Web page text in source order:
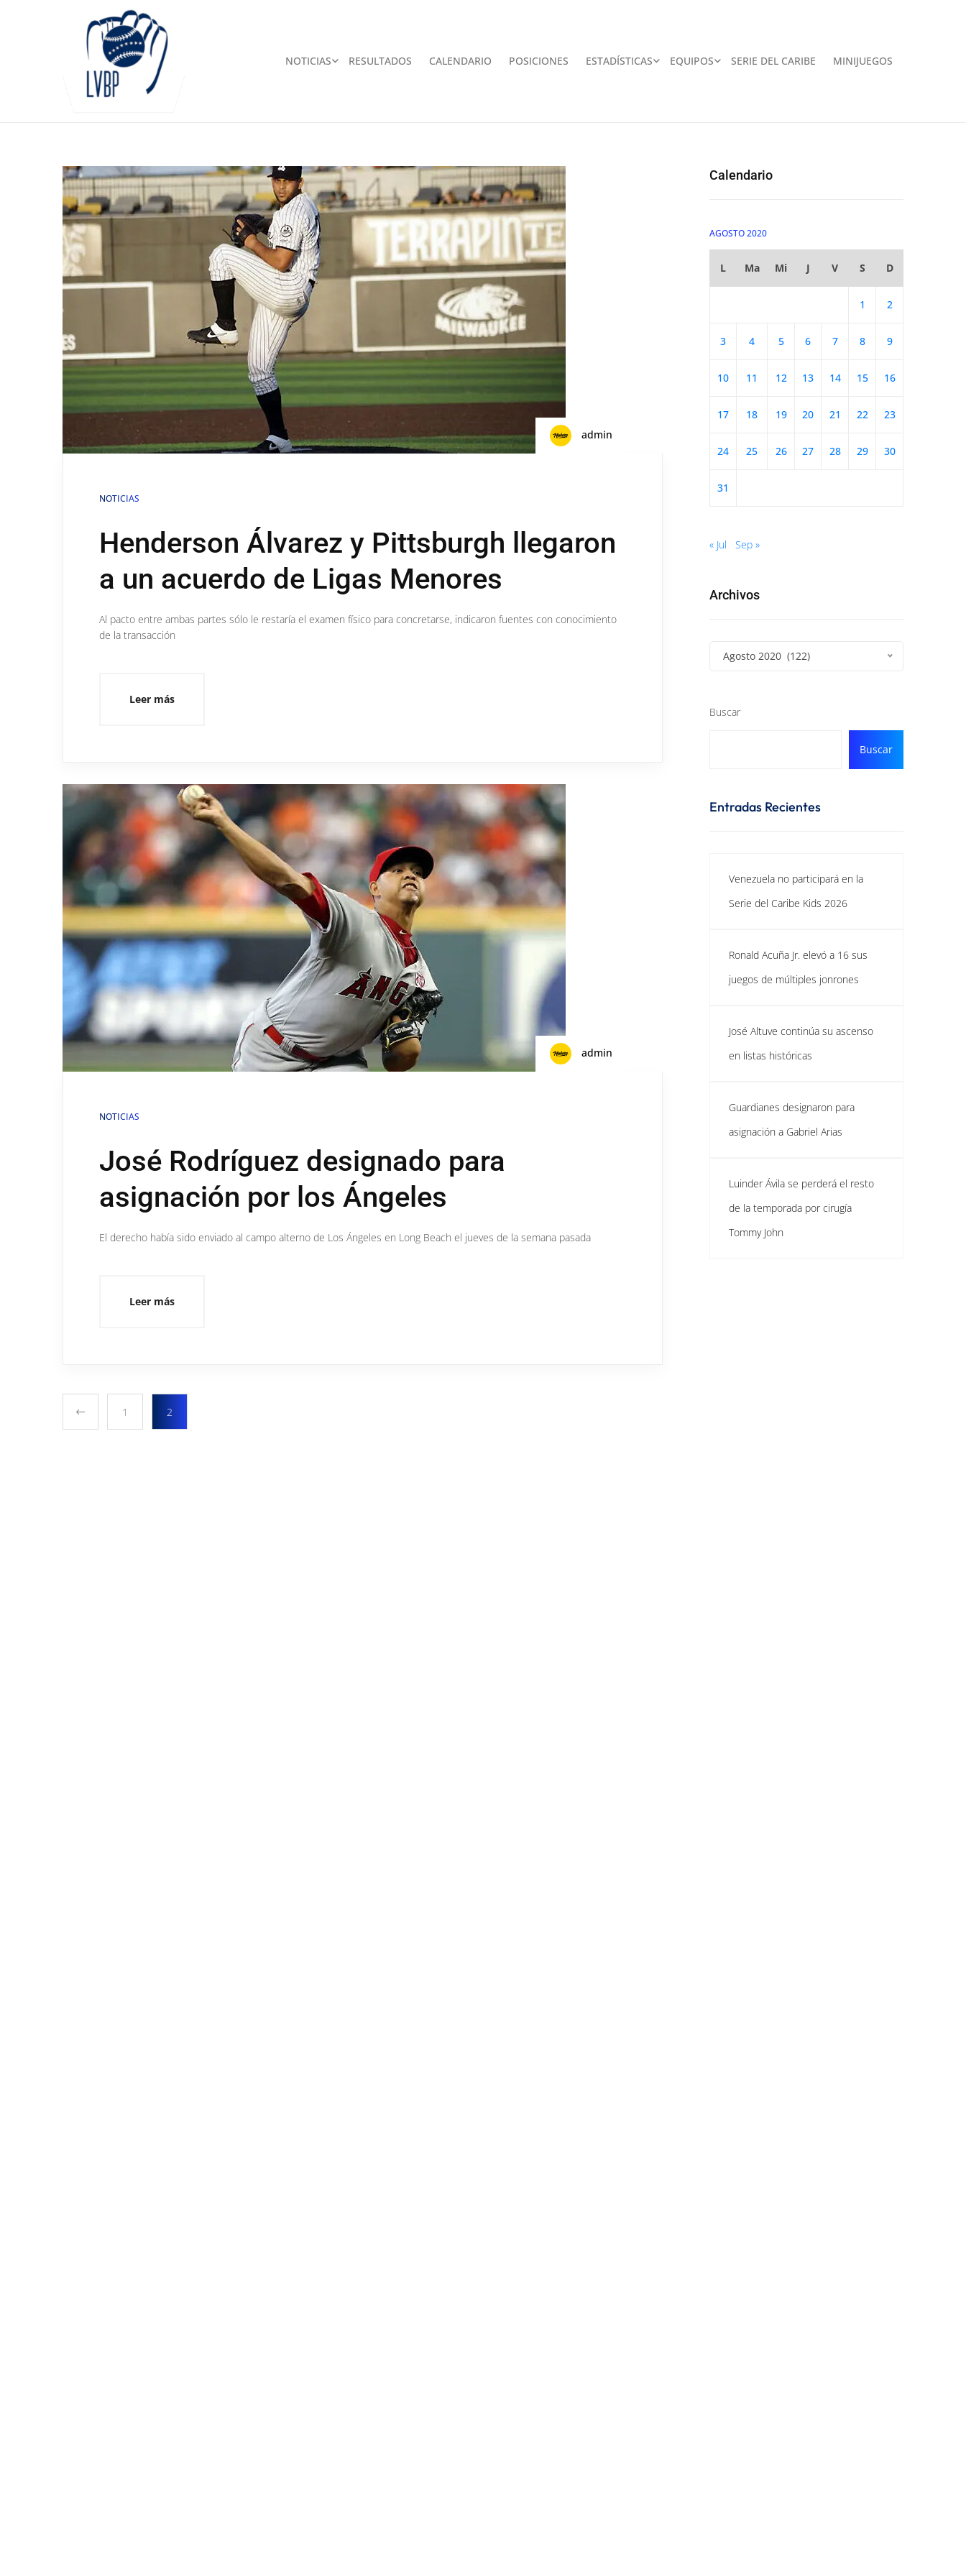
NOTICIAS RESULTADOS CALENDARIO POSICIONES ESTADÍSTICAS EQUIPOS SERIE DEL CARIBE MINIJUEGOS
admin
NOTICIAS
Henderson Álvarez y Pittsburgh llegaron
a un acuerdo de Ligas Menores
Al pacto entre ambas partes sólo le restaría el examen físico para concretarse, indicaron fuentes con conocimiento
de la transacción
Leer más
admin
NOTICIAS
José Rodríguez designado para
asignación por los Ángeles
El derecho había sido enviado al campo alterno de Los Ángeles en Long Beach el jueves de la semana pasada
Leer más
1 2
Calendario
AGOSTO 2020
L Ma Mi J V S D
1 2
3 4 5 6 7 8 9
10 11 12 13 14 15 16
17 18 19 20 21 22 23
24 25 26 27 28 29 30
31
« Jul Sep »
Archivos
Agosto 2020 (122)
Buscar
Buscar
Entradas Recientes
Venezuela no participará en la
Serie del Caribe Kids 2026
Ronald Acuña Jr. elevó a 16 sus
juegos de múltiples jonrones
José Altuve continúa su ascenso
en listas históricas
Guardianes designaron para
asignación a Gabriel Arias
Luinder Ávila se perderá el resto
de la temporada por cirugía
Tommy John